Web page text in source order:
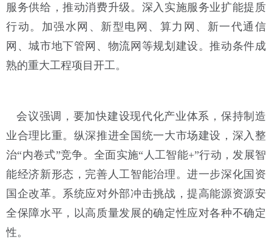
服务供给，推动消费升级。深入实施服务业扩能提质
行动。加强水网、新型电网、算力网、新一代通信
网、城市地下管网、物流网等规划建设。推动条件成
熟的重大工程项目开工。
会议强调，要加快建设现代化产业体系，保持制造
业合理比重。纵深推进全国统一大市场建设，深入整
治“内卷式”竞争。全面实施“人工智能+”行动，发展智
能经济新形态，完善人工智能治理。进一步深化国资
国企改革。系统应对外部冲击挑战，提高能源资源安
全保障水平，以高质量发展的确定性应对各种不确定
性。